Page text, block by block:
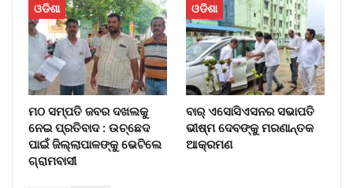
ଓଡିଶା
ମଠ ସମ୍ପତି ଜବର ଦଖଲକୁ
ନେଇ ପ୍ରତିବାଦ : ଉଚ୍ଛେଦ
ପାଇଁ ଜିଲ୍ଲାପାଳଙ୍କୁ ଭେଟିଲେ
ଗ୍ରାମବାସୀ
ଓଡିଶା
ବାର୍‌ ଏସୋସିଏସନର ସଭାପତି
ଭୀଷ୍ମ ଦେବଙ୍କୁ ମରଣାନ୍ତକ
ଆକ୍ରମଣ